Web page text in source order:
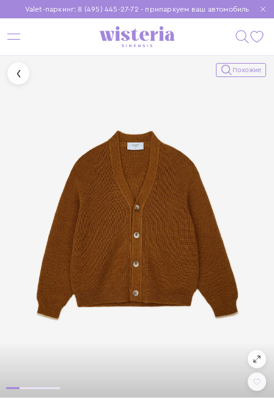
Valet-паркинг: 8 (495) 445-27-72 - припаркуем ваш автомобиль
Бесплатная доставка при заказе от 15 000 ₽
Установите приложение, чтобы покупки были еще удобнее
Похожие